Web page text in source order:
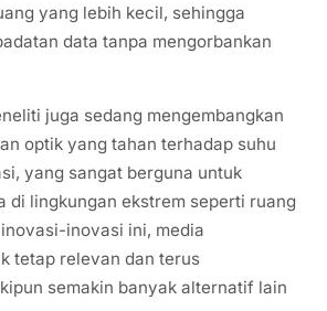
yang lebih kecil, sehingga
data tanpa mengorbankan
juga sedang mengembangkan
optik yang tahan terhadap suhu
yang sangat berguna untuk
di lingkungan ekstrem seperti ruang
inovasi ini, media
tetap relevan dan terus
semakin banyak alternatif lain